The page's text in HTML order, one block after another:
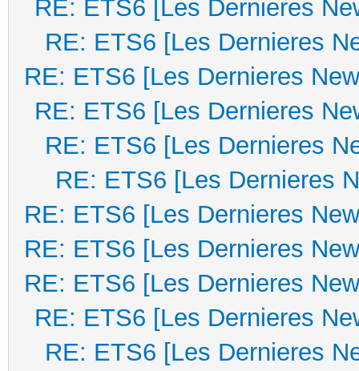
RE: ETS6 [Les Dernieres
RE: ETS6 [Les Dernieres
RE: ETS6 [Les Dernieres
RE: ETS6 [Les Dernieres
RE: ETS6 [Les Dernieres
RE: ETS6 [Les Dernieres
RE: ETS6 [Les Dernieres
RE: ETS6 [Les Dernieres
RE: ETS6 [Les Dernieres
RE: ETS6 [Les Dernieres
RE: ETS6 [Les Dernieres